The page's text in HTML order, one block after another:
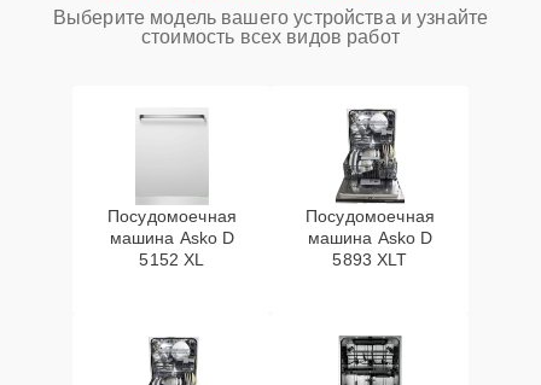
Выберите модель вашего устройства и узнайте
стоимость всех видов работ
Посудомоечная
машина Asko D
5152 XL
Посудомоечная
машина Asko D
5893 XLT